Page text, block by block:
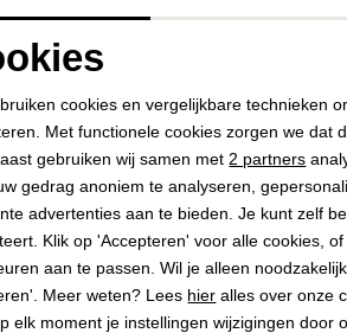
light blue/navy
Analytische cookies
cookies en vergelijkbare technieken
Met functionele cookies zorgen we dat
gebruiken wij samen met 2 partners
gedrag anoniem te analyseren,
advertenties aan te bieden. Je kunt zelf
Klik op 'Accepteren' voor alle cookies,
aan te passen. Wil je alleen
Meer weten? Lees hier alles over onze
elk moment je instellingen wijzigingen door